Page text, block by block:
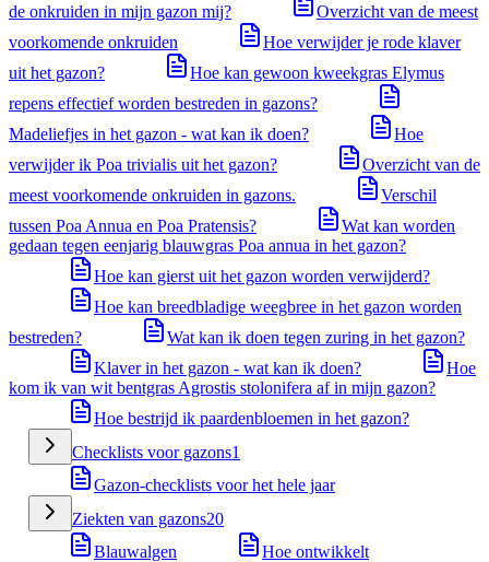
de onkruiden in mijn gazon mij?
Overzicht van de meest
voorkomende onkruiden
Hoe verwijder je rode klaver
uit het gazon?
Hoe kan gewoon kweekgras Elymus
repens effectief worden bestreden in gazons?
Madeliefjes in het gazon - wat kan ik doen?
Hoe
verwijder ik Poa trivialis uit het gazon?
Overzicht van de
meest voorkomende onkruiden in gazons.
Verschil
tussen Poa Annua en Poa Pratensis?
Wat kan worden
gedaan tegen eenjarig blauwgras Poa annua in het gazon?
Hoe kan gierst uit het gazon worden verwijderd?
Hoe kan breedbladige weegbree in het gazon worden
bestreden?
Wat kan ik doen tegen zuring in het gazon?
Klaver in het gazon - wat kan ik doen?
Hoe
kom ik van wit bentgras Agrostis stolonifera af in mijn gazon?
Hoe bestrijd ik paardenbloemen in het gazon?
Checklists voor gazons1
Gazon-checklists voor het hele jaar
Ziekten van gazons20
Blauwalgen
Hoe ontwikkelt